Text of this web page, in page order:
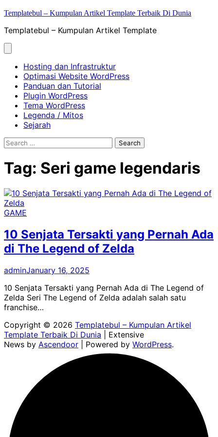
Skip
content
Templatebul – Kumpulan Artikel Template Terbaik Di Dunia
Templatebul – Kumpulan Artikel Template
Hosting dan Infrastruktur
Optimasi Website WordPress
Panduan dan Tutorial
Plugin WordPress
Tema WordPress
Legenda / Mitos
Sejarah
Search
Tag: Seri game legendaris
GAME
10 Senjata Tersakti yang Pernah Ada
di The Legend of Zelda
adminJanuary 16, 2025
10 Senjata Tersakti yang Pernah Ada di The Legend of
Zelda Seri The Legend of Zelda adalah salah satu
franchise…
Copyright © 2026 Templatebul – Kumpulan Artikel
Template Terbaik Di Dunia | Extensive
News by Ascendoor | Powered by WordPress.